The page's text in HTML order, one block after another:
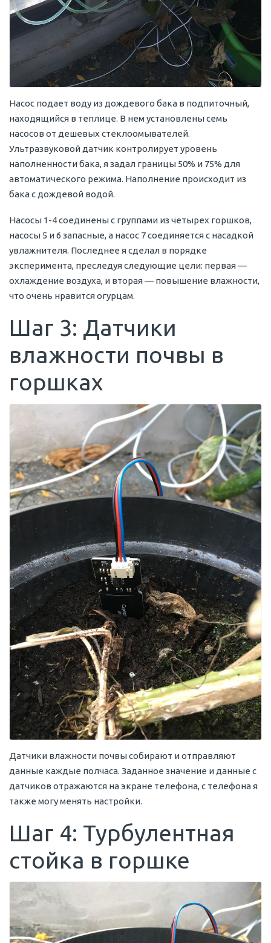
Насос подает воду из дождевого бака в подпиточный,
находящийся в теплице. В нем установлены семь
насосов от дешевых стеклоомывателей.
Ультразвуковой датчик контролирует уровень
наполненности бака, я задал границы 50% и 75% для
автоматического режима. Наполнение происходит из
бака с дождевой водой.
Насосы 1-4 соединены с группами из четырех горшков,
насосы 5 и 6 запасные, а насос 7 соединяется с насадкой
увлажнителя. Последнее я сделал в порядке
эксперимента, преследуя следующие цели: первая —
охлаждение воздуха, и вторая — повышение влажности,
что очень нравится огурцам.
Шаг 3: Датчики
влажности почвы в
горшках
Датчики влажности почвы собирают и отправляют
данные каждые полчаса. Заданное значение и данные с
датчиков отражаются на экране телефона, с телефона я
также могу менять настройки.
Шаг 4: Турбулентная
стойка в горшке